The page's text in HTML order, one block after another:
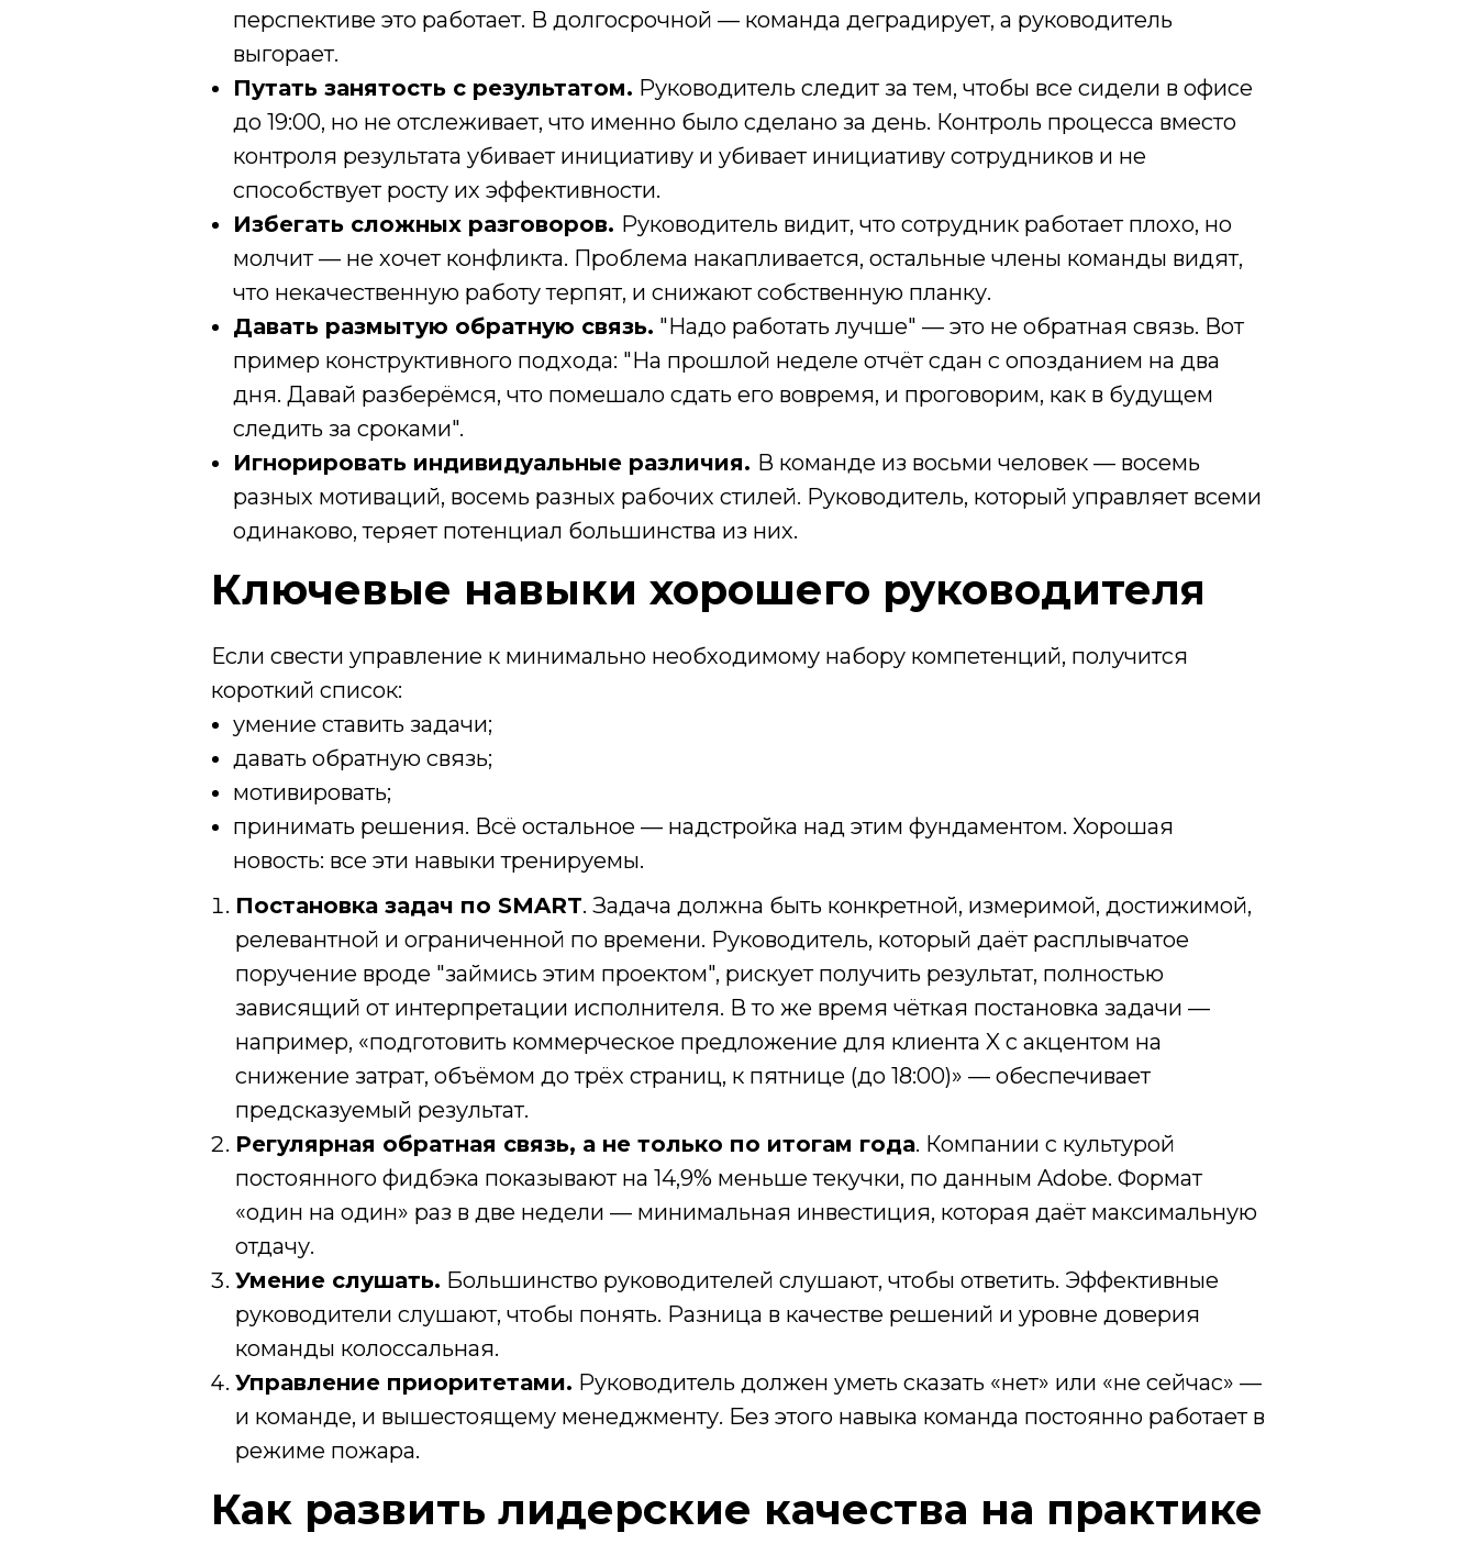
перспективе это работает. В долгосрочной — команда деградирует, а руководитель
выгорает.
Путать занятость с результатом. Руководитель следит за тем, чтобы все сидели в офисе
до 19:00, но не отслеживает, что именно было сделано за день. Контроль процесса вместо
контроля результата убивает инициативу и убивает инициативу сотрудников и не
способствует росту их эффективности.
Избегать сложных разговоров. Руководитель видит, что сотрудник работает плохо, но
молчит — не хочет конфликта. Проблема накапливается, остальные члены команды видят,
что некачественную работу терпят, и снижают собственную планку.
Давать размытую обратную связь. "Надо работать лучше" — это не обратная связь. Вот
пример конструктивного подхода: "На прошлой неделе отчёт сдан с опозданием на два
дня. Давай разберёмся, что помешало сдать его вовремя, и проговорим, как в будущем
следить за сроками".
Игнорировать индивидуальные различия. В команде из восьми человек — восемь
разных мотиваций, восемь разных рабочих стилей. Руководитель, который управляет всеми
одинаково, теряет потенциал большинства из них.
Ключевые навыки хорошего руководителя
Если свести управление к минимально необходимому набору компетенций, получится
короткий список:
умение ставить задачи;
давать обратную связь;
мотивировать;
принимать решения. Всё остальное — надстройка над этим фундаментом. Хорошая
новость: все эти навыки тренируемы.
Постановка задач по SMART. Задача должна быть конкретной, измеримой, достижимой,
релевантной и ограниченной по времени. Руководитель, который даёт расплывчатое
поручение вроде "займись этим проектом", рискует получить результат, полностью
зависящий от интерпретации исполнителя. В то же время чёткая постановка задачи —
например, «подготовить коммерческое предложение для клиента X с акцентом на
снижение затрат, объёмом до трёх страниц, к пятнице (до 18:00)» — обеспечивает
предсказуемый результат.
Регулярная обратная связь, а не только по итогам года. Компании с культурой
постоянного фидбэка показывают на 14,9% меньше текучки, по данным Adobe. Формат
«один на один» раз в две недели — минимальная инвестиция, которая даёт максимальную
отдачу.
Умение слушать. Большинство руководителей слушают, чтобы ответить. Эффективные
руководители слушают, чтобы понять. Разница в качестве решений и уровне доверия
команды колоссальная.
Управление приоритетами. Руководитель должен уметь сказать «нет» или «не сейчас» —
и команде, и вышестоящему менеджменту. Без этого навыка команда постоянно работает в
режиме пожара.
Как развить лидерские качества на практике